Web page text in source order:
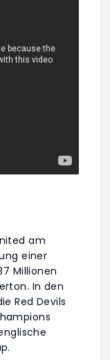
am
einer
Millionen
In den
Red Devils